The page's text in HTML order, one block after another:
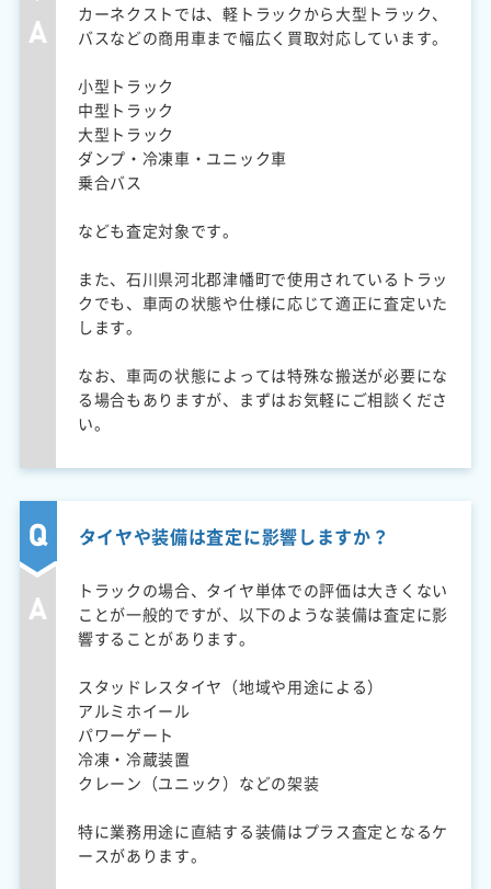
カーネクストでは、軽トラックから大型トラック、
バスなどの商用車まで幅広く買取対応しています。
小型トラック
中型トラック
大型トラック
ダンプ・冷凍車・ユニック車
乗合バス
なども査定対象です。
また、石川県河北郡津幡町で使用されているトラッ
クでも、車両の状態や仕様に応じて適正に査定いた
します。
なお、車両の状態によっては特殊な搬送が必要にな
る場合もありますが、まずはお気軽にご相談くださ
い。
タイヤや装備は査定に影響しますか？
トラックの場合、タイヤ単体での評価は大きくない
ことが一般的ですが、以下のような装備は査定に影
響することがあります。
スタッドレスタイヤ（地域や用途による）
アルミホイール
パワーゲート
冷凍・冷蔵装置
クレーン（ユニック）などの架装
特に業務用途に直結する装備はプラス査定となるケ
ースがあります。